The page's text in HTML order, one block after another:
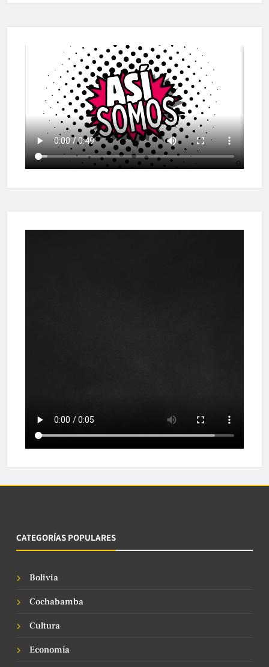
CATEGORÍAS POPULARES
Bolivia
Cochabamba
Cultura
Economía